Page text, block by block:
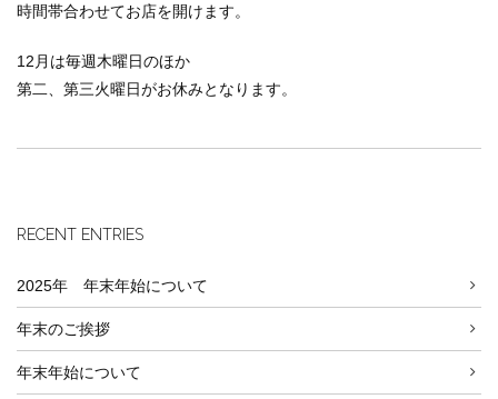
時間帯合わせてお店を開けます。
12月は毎週木曜日のほか
第二、第三火曜日がお休みとなります。
RECENT ENTRIES
2025年 年末年始について
年末のご挨拶
年末年始について